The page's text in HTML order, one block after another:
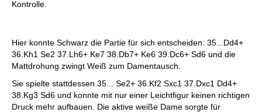
Kontrolle.
Hier konnte Schwarz die Partie für sich entscheiden: 35...Dd4+
36.Kh1 Se2 37.Lh6+ Ke7 38.Db7+ Ke6 39.Dc6+ Sd6 und die
Mattdrohung zwingt Weiß zum Damentausch.
Sie spielte stattdessen 35... Se2+ 36.Kf2 Sxc1 37.Dxc1 Dd4+
38.Kg3 Sd6 und konnte mit nur einer Leichtfigur keinen richtigen
Druck mehr aufbauen. Die aktive weiße Dame sorgte für